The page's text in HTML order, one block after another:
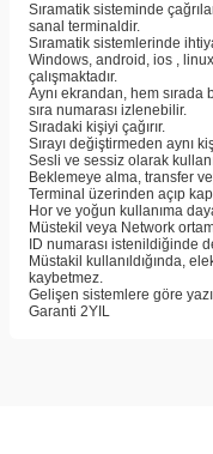
Sıramatik sisteminde
sanal terminaldir.
Sıramatik sistemlerinde
Windows, android, ios ,
çalışmaktadır.
Aynı ekrandan, hem
sıra numarası izlenebilir.
Sıradaki kişiyi çağırır.
Sırayı değiştirmeden aynı
Sesli ve sessiz olarak
Beklemeye alma, transfer
Terminal üzerinden açıp
Hor ve yoğun kullanıma
Müstekil veya Network
ID numarası istenildiğinde
Müstakil kullanıldığında,
kaybetmez.
Gelişen sistemlere göre
Garanti 2YIL